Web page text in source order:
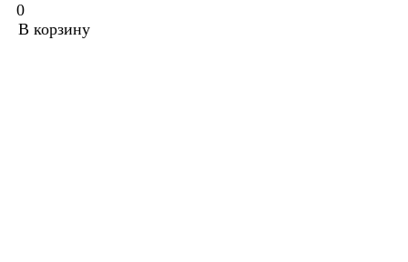
0
В корзину